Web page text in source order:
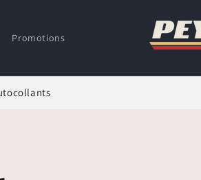
Promotions